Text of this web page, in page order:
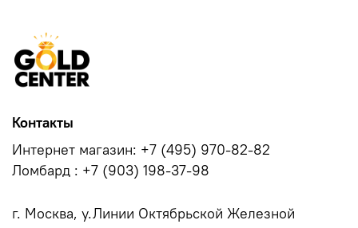
Контакты
Интернет магазин: +7 (495) 970-82-82
Ломбард : +7 (903) 198-37-98
г. Москва, у.Линии Октябрьской Железной